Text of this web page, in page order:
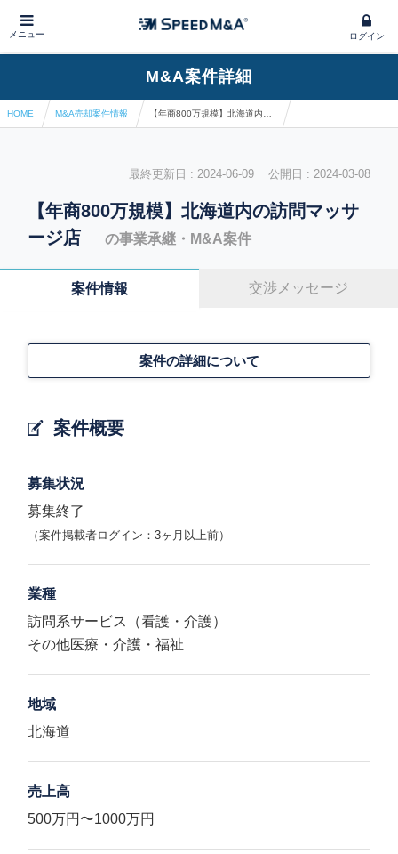
メニュー ログイン
M&A案件詳細
HOME M&A売却案件情報
最終更新日 : 2024-06-09 公開日 : 2024-03-08
【年商800万規模】北海道内の訪問マッサ
ージ店
の事業承継・M&A案件
案件情報 交渉メッセージ
案件概要
案件の詳細について
募集状況
募集終了
（案件掲載者ログイン：3ヶ月以上前）
業種
訪問系サービス（看護・介護）
その他医療・介護・福祉
地域
北海道
売上高
500万円〜1000万円